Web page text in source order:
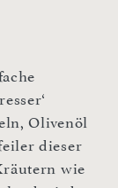
Olivenöl
dieser
wie